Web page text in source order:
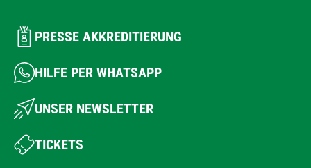
PRESSE AKKREDITIERUNG
HILFE PER WHATSAPP
UNSER NEWSLETTER
TICKETS